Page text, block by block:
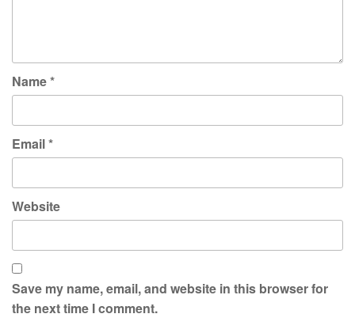
Name*
Email*
Website
Save my name, email, and website in this browser for
the next time I comment.